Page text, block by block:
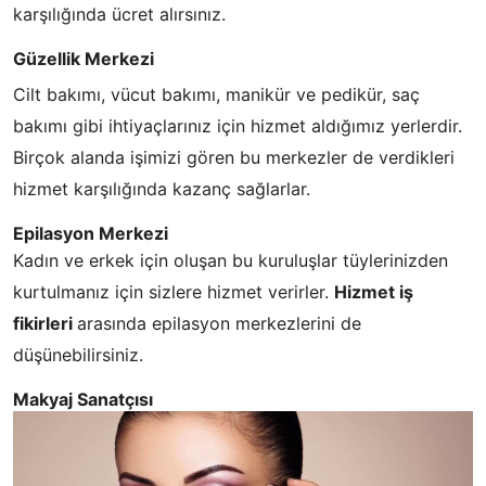
karşılığında ücret alırsınız.
Güzellik Merkezi
Cilt bakımı, vücut bakımı, manikür ve pedikür, saç
bakımı gibi ihtiyaçlarınız için hizmet aldığımız yerlerdir.
Birçok alanda işimizi gören bu merkezler de verdikleri
hizmet karşılığında kazanç sağlarlar.
Epilasyon Merkezi
Kadın ve erkek için oluşan bu kuruluşlar tüylerinizden
kurtulmanız için sizlere hizmet verirler. Hizmet iş
fikirleri arasında epilasyon merkezlerini de
düşünebilirsiniz.
Makyaj Sanatçısı